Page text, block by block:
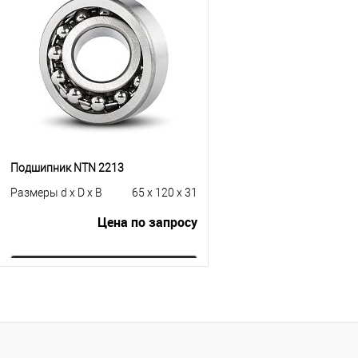
Купить в 1 клик
К сравнению
В избранное
Под заказ
Подшипник NTN 2213
Размеры d x D x B
65 x 120 x 31
Цена по запросу
Купить в 1 клик
К сравнению